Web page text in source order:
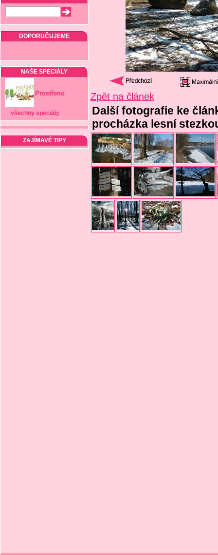
DOPORUČUJEME
NAŠE SPECIÁLY
Prostřeno
všechny speciály
ZAJÍMAVÉ TIPY
Zpět na článek
Další fotografie ke
procházka lesní